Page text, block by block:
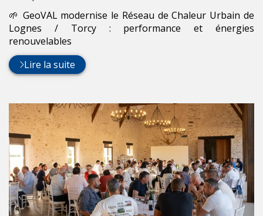
🌱 GeoVAL modernise le Réseau de Chaleur Urbain de
Lognes / Torcy : performance et énergies
renouvelables
Lire la suite